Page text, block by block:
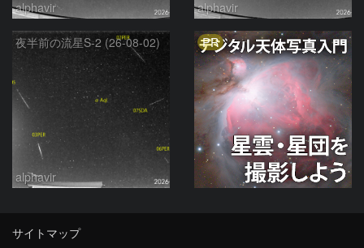
alphavir alphavir
夜半前の流星S-2 (26-08-02)
alphavir
PR
サイトマップ